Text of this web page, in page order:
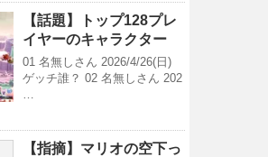
【話題】トップ128プレ
イヤーのキャラクター
01 名無しさん 2026/4/26(日)
ゲッチ誰？ 02 名無しさん 202
…
【指摘】マリオの空下っ